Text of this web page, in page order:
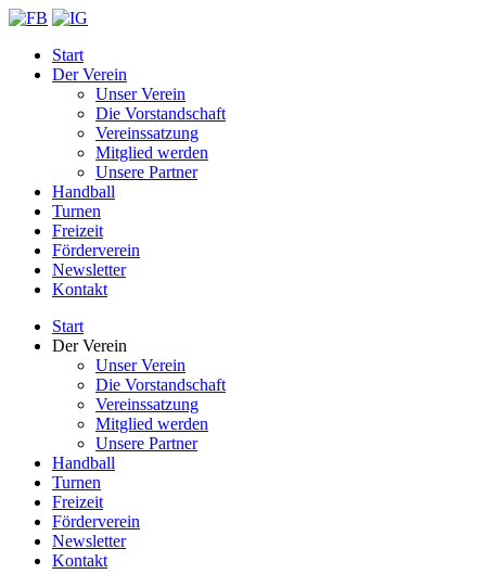
Start
Der Verein
Unser Verein
Die Vorstandschaft
Vereinssatzung
Mitglied werden
Unsere Partner
Handball
Turnen
Freizeit
Förderverein
Newsletter
Kontakt
Start
Der Verein
Unser Verein
Die Vorstandschaft
Vereinssatzung
Mitglied werden
Unsere Partner
Handball
Turnen
Freizeit
Förderverein
Newsletter
Kontakt